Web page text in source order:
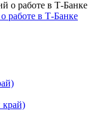
работе в Т-Банке
край)